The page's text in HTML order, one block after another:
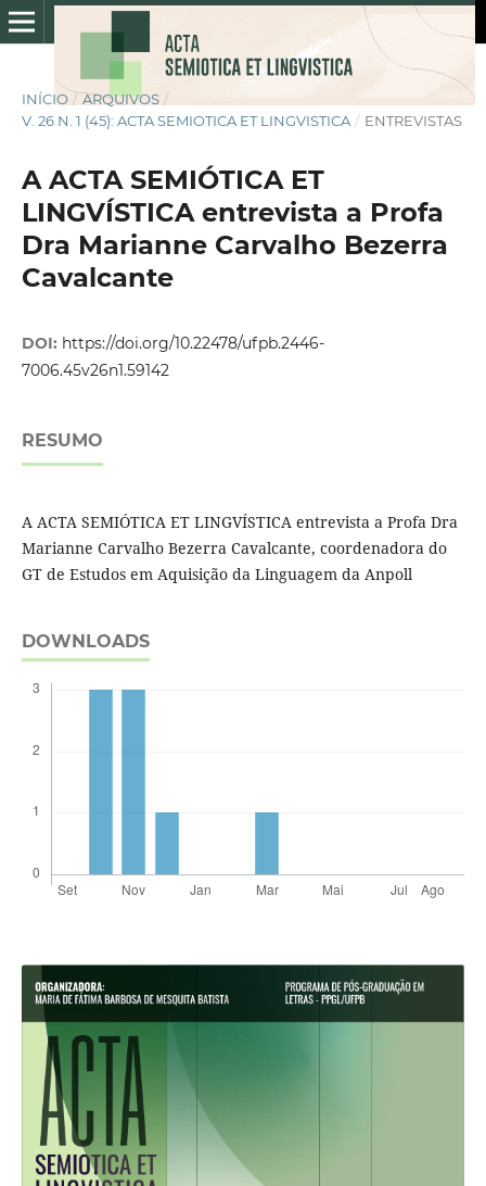
INÍCIO / ARQUIVOS /
V. 26 N. 1 (45): ACTA SEMIOTICA ET LINGVISTICA / ENTREVISTAS
A ACTA SEMIÓTICA ET
LINGVÍSTICA entrevista a Profa
Dra Marianne Carvalho Bezerra
Cavalcante
DOI: https://doi.org/10.22478/ufpb.2446-
7006.45v26n1.59142
RESUMO
A ACTA SEMIÓTICA ET LINGVÍSTICA entrevista a Profa Dra
Marianne Carvalho Bezerra Cavalcante, coordenadora do
GT de Estudos em Aquisição da Linguagem da Anpoll
DOWNLOADS